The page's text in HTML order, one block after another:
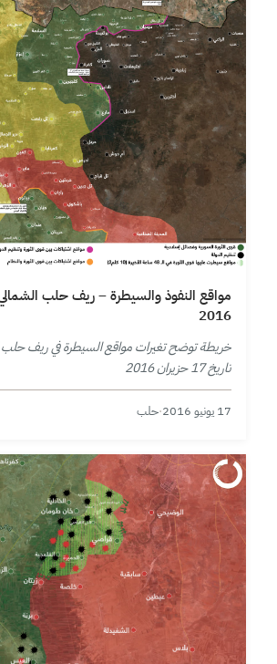
2016
خريطة توضح تغيرات مواقع السيطرة في ريف حلب
تاريخ 17 حزيران 2016
17 يونيو 2016 ·حلب